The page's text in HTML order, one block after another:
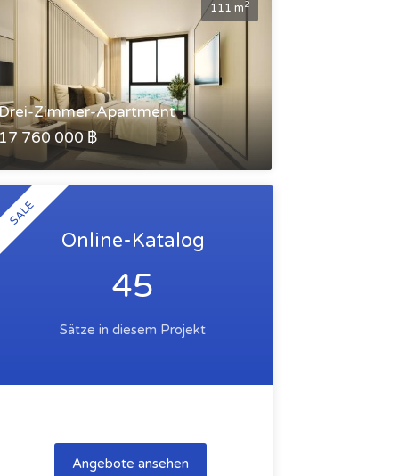
111 m2
Zimmer-Apartment
17 760 000 ฿
SALE
Online-Katalog
45
Sätze in diesem Projekt
Angebote ansehen